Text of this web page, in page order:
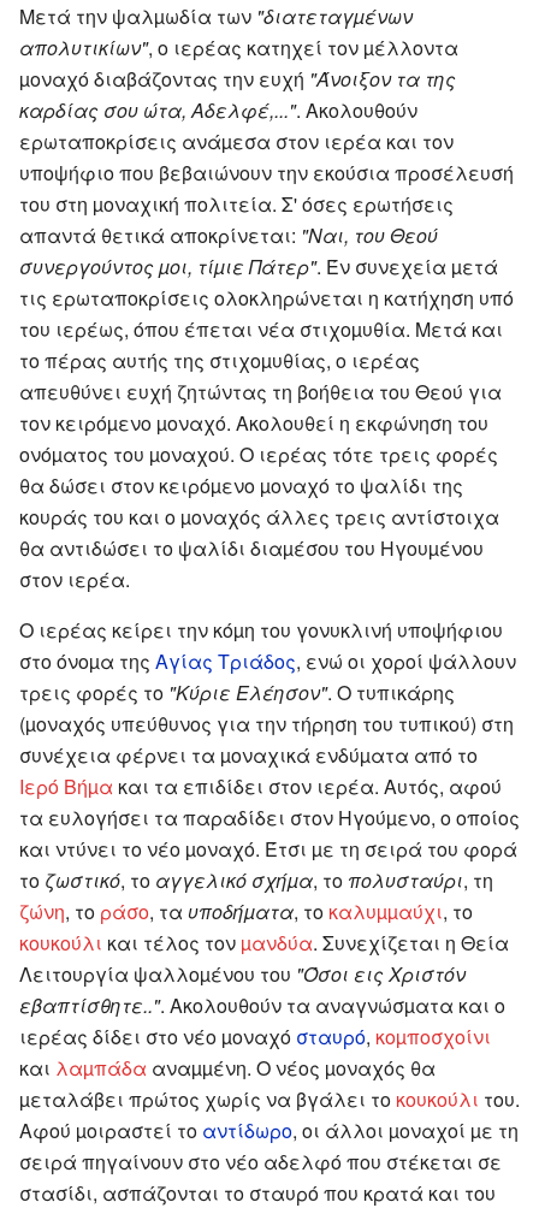
Μετά την ψαλµωδία των "διατεταγµένων
απολυτικίων", ο ιερέας κατηχεί τον µέλλοντα
µοναχό διαβάζοντας την ευχή "Άνοιξον τα της
καρδίας σου ώτα, Αδελφέ,...". Ακολουθούν
ερωταποκρίσεις ανάµεσα στον ιερέα και τον
υποψήφιο που βεβαιώνουν την εκούσια προσέλευσή
του στη µοναχική πολιτεία. Σ' όσες ερωτήσεις
απαντά θετικά αποκρίνεται: "Ναι, του Θεού
συνεργούντος µοι, τίµιε Πάτερ". Έν συνεχεία µετά
τις ερωταποκρίσεις ολοκληρώνεται η κατήχηση υπό
του ιερέως, όπου έπεται νέα στιχοµυθία. Μετά και
το πέρας αυτής της στιχοµυθίας, ο ιερέας
απευθύνει ευχή ζητώντας τη βοήθεια του Θεού για
τον κειρόµενο µοναχό. Ακολουθεί η εκφώνηση του
ονόµατος του µοναχού. Ο ιερέας τότε τρεις φορές
θα δώσει στον κειρόµενο µοναχό το ψαλίδι της
κουράς του και ο µοναχός άλλες τρεις αντίστοιχα
θα αντιδώσει το ψαλίδι διαµέσου του Ηγουµένου
στον ιερέα.
Ο ιερέας κείρει την κόµη του γονυκλινή υποψήφιου
στο όνοµα της Αγίας Τριάδος, ενώ οι χοροί ψάλλουν
τρεις φορές το "Κύριε Ελέησον". Ο τυπικάρης
(µοναχός υπεύθυνος για την τήρηση του τυπικού) στη
συνέχεια φέρνει τα µοναχικά ενδύµατα από το
Ιερό Βήµα και τα επιδίδει στον ιερέα. Αυτός, αφού
τα ευλογήσει τα παραδίδει στον Ηγούµενο, ο οποίος
και ντύνει το νέο µοναχό. Έτσι µε τη σειρά του φορά
το ζωστικό, το αγγελικό σχήµα, το πολυσταύρι, τη
ζώνη, το ράσο, τα υποδήµατα, το καλυµµαύχι, το
κουκούλι και τέλος τον µανδύα. Συνεχίζεται η Θεία
Λειτουργία ψαλλοµένου του "Όσοι εις Χριστόν
εβαπτίσθητε..". Ακολουθούν τα αναγνώσµατα και ο
ιερέας δίδει στο νέο µοναχό σταυρό, κοµποσχοίνι
και λαµπάδα αναµµένη. Ο νέος µοναχός θα
µεταλάβει πρώτος χωρίς να βγάλει το κουκούλι του.
Αφού µοιραστεί το αντίδωρο, οι άλλοι µοναχοί µε τη
σειρά πηγαίνουν στο νέο αδελφό που στέκεται σε
στασίδι, ασπάζονται το σταυρό που κρατά και του